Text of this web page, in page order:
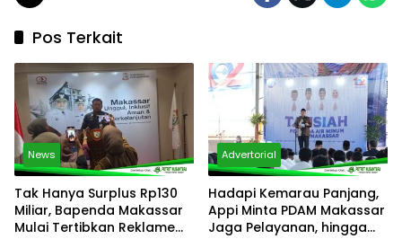
Pos Terkait
News
Tak Hanya Surplus Rp130
Miliar, Bapenda Makassar
Mulai Tertibkan Reklame
Advertorial
Hadapi Kemarau Panjang,
Appi Minta PDAM Makassar
Jaga Pelayanan, hingga